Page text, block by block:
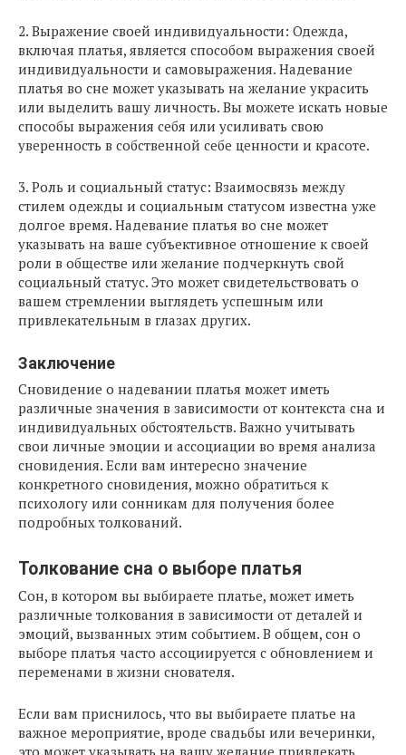
2. Выражение своей индивидуальности: Одежда,
включая платья, является способом выражения своей
индивидуальности и самовыражения. Надевание
платья во сне может указывать на желание украсить
или выделить вашу личность. Вы можете искать новые
способы выражения себя или усиливать свою
уверенность в собственной себе ценности и красоте.
3. Роль и социальный статус: Взаимосвязь между
стилем одежды и социальным статусом известна уже
долгое время. Надевание платья во сне может
указывать на ваше субъективное отношение к своей
роли в обществе или желание подчеркнуть свой
социальный статус. Это может свидетельствовать о
вашем стремлении выглядеть успешным или
привлекательным в глазах других.
Заключение
Сновидение о надевании платья может иметь
различные значения в зависимости от контекста сна и
индивидуальных обстоятельств. Важно учитывать
свои личные эмоции и ассоциации во время анализа
сновидения. Если вам интересно значение
конкретного сновидения, можно обратиться к
психологу или сонникам для получения более
подробных толкований.
Толкование сна о выборе платья
Сон, в котором вы выбираете платье, может иметь
различные толкования в зависимости от деталей и
эмоций, вызванных этим событием. В общем, сон о
выборе платья часто ассоциируется с обновлением и
переменами в жизни снователя.
Если вам приснилось, что вы выбираете платье на
важное мероприятие, вроде свадьбы или вечеринки,